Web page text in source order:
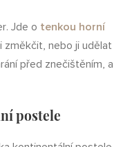
Jde o tenkou horní
změkčit, nebo ji udělat
před znečištěním, a
postele